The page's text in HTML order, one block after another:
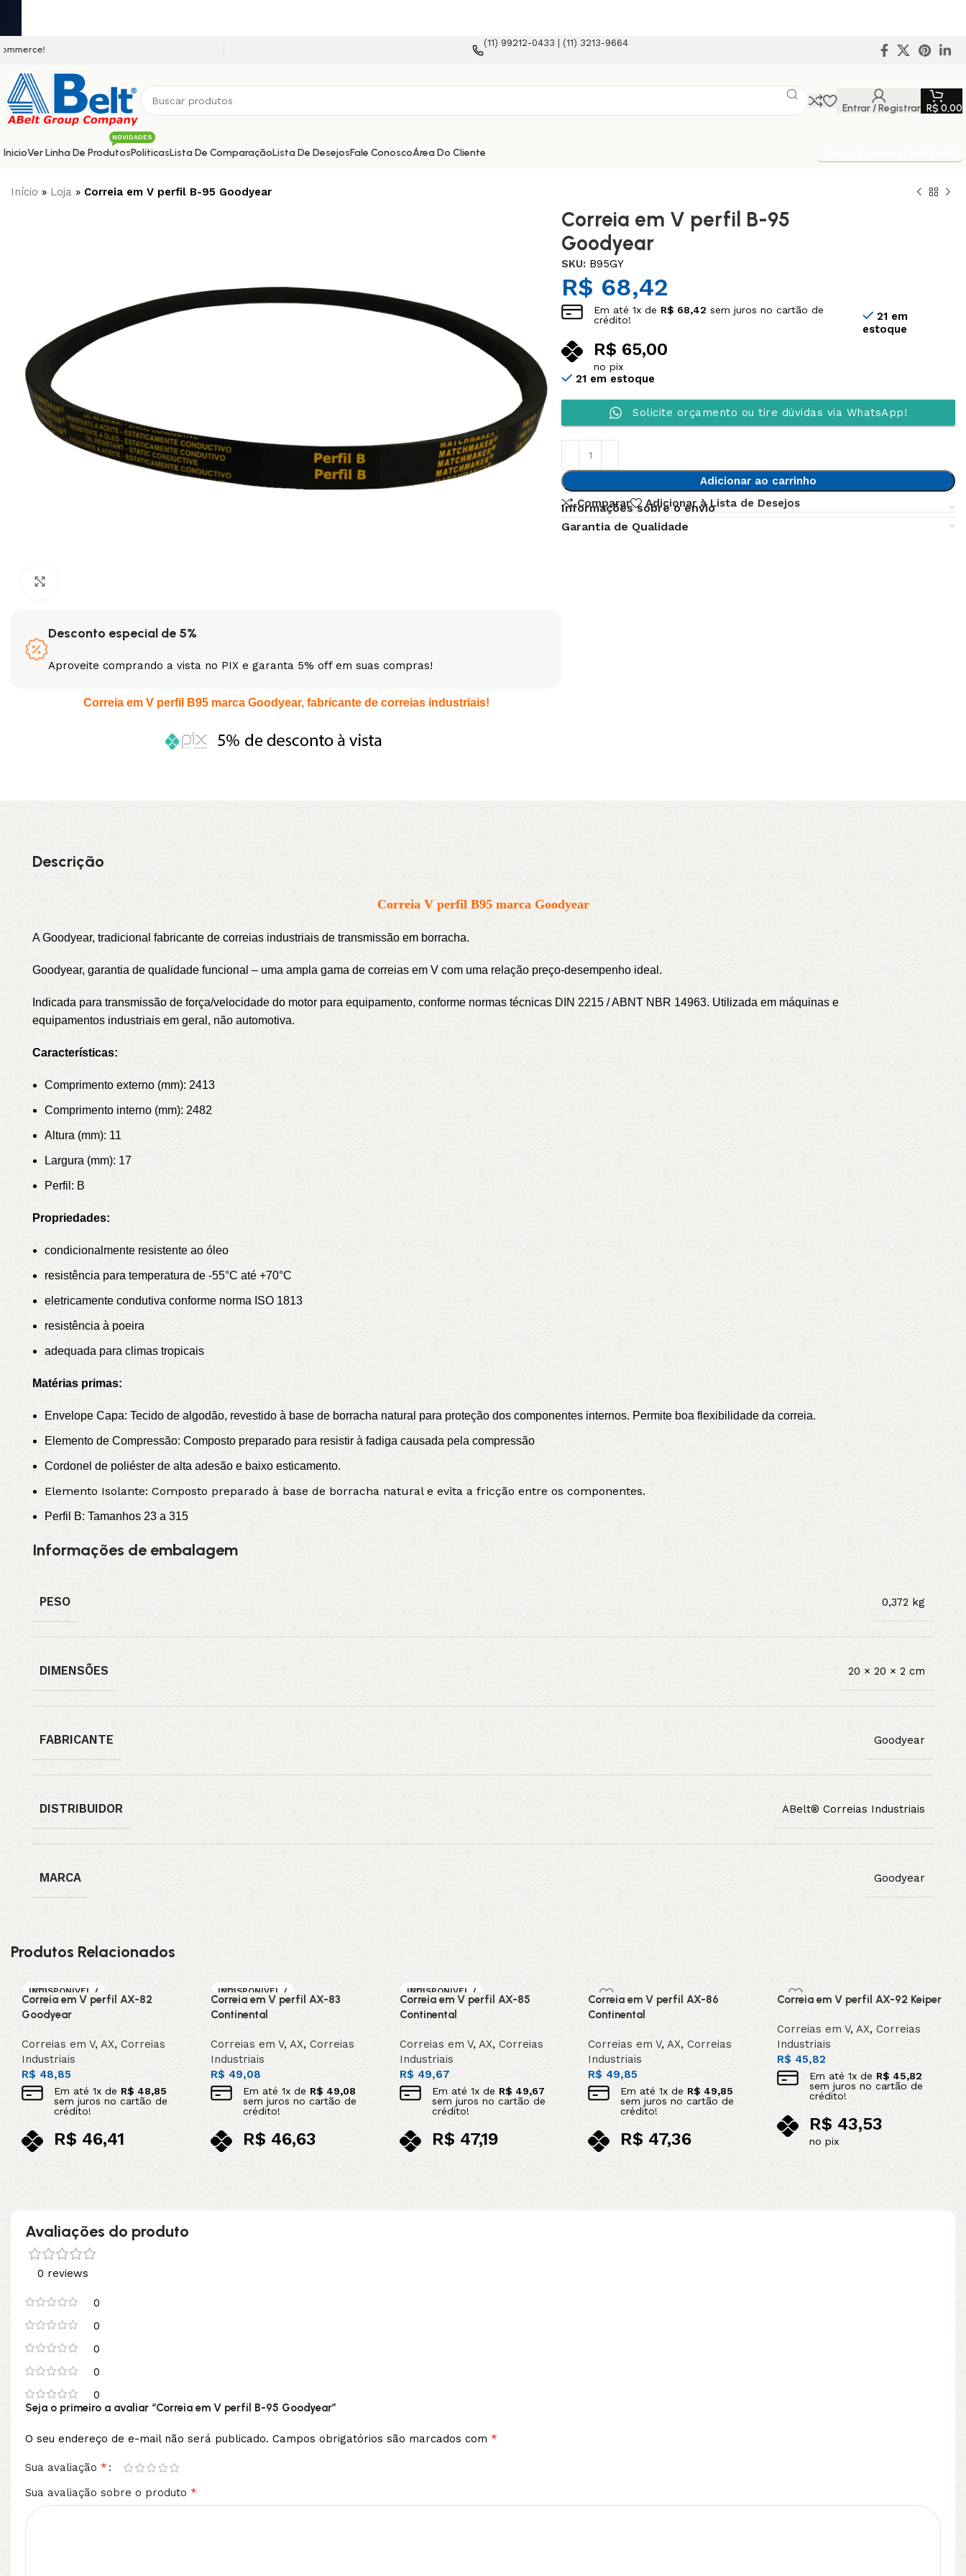
(11) 99212-0433 | (11) 3213-9664
Entrar / Registrar R$ 0,00
InicioVer Linha De Produtos
NOVIDADES
3L 3VX 5V
AX B BX
D
XPA XPB XPZ ZX
PolíticasLista De ComparaçãoLista De DesejosFale ConoscoÁrea Do Cliente
Início » Loja » Correia em V perfil B-95 Goodyear
Desconto especial de 5%
Aproveite comprando a vista no PIX e garanta 5% off em suas compras!
Correia em V perfil B95 marca Goodyear, fabricante de correias industriais!
Correia em V perfil B-95
Goodyear
SKU: B95GY
R$ 68,42
Em até1x de R$ 68,42 sem juros no cartão de
crédito!
R$ 65,00
no pix
21 em
estoque
21 em estoque
Solicite orçamento ou tire dúvidas via WhatsApp!
Adicionar ao carrinho
Comparar
Adicionar à Lista de Desejos
Informações sobre o envio
Garantia de Qualidade
Descrição
Correia V perfil B95 marca Goodyear
A Goodyear, tradicional fabricante de correias industriais de transmissão em borracha.
Goodyear, garantia de qualidade funcional – uma ampla gama de correias em V com uma relação preço-desempenho ideal.
Indicada para transmissão de força/velocidade do motor para equipamento, conforme normas técnicas DIN 2215 / ABNT NBR 14963. Utilizada em máquinas e
equipamentos industriais em geral, não automotiva.
Características:
Comprimento externo (mm): 2413
Comprimento interno (mm): 2482
Altura (mm): 11
Largura (mm): 17
Perfil: B
Propriedades:
condicionalmente resistente ao óleo
resistência para temperatura de -55°C até +70°C
eletricamente condutiva conforme norma ISO 1813
resistência à poeira
adequada para climas tropicais
Matérias primas:
Envelope Capa: Tecido de algodão, revestido à base de borracha natural para proteção dos componentes internos. Permite boa flexibilidade da correia.
Elemento de Compressão: Composto preparado para resistir à fadiga causada pela compressão
Cordonel de poliéster de alta adesão e baixo esticamento.
Elemento Isolante: Composto preparado à base de borracha natural e evita a fricção entre os componentes.
Perfil B: Tamanhos 23 a 315
Informações de embalagem
PESO 0,372 kg
DIMENSÕES 20 × 20 × 2 cm
FABRICANTE Goodyear
DISTRIBUIDOR ABelt® Correias Industriais
MARCA Goodyear
Produtos Relacionados
INDISPONIVEL /
SOB ENCOMEN
DA
Correia em V perfil AX-82
Goodyear
Correias em V,AX, Correias
Industriais
R$48,85
Em até1x deR$48,85
sem juros no cartão de
crédito!
R$46,41
no pix
Leia mais
INDISPONIVEL /
SOB ENCOMEN
DA
Correia em V perfil AX-83
Continental
Correias em V, AX, Correias
Industriais
R$49,08
Em até1x de R$49,08
sem juros no cartão de
crédito!
R$46,63
no pix
Leia mais
INDISPONIVEL /
SOB ENCOMEN
DA
Correia em V perfil AX-85
Continental
Correias em V, AX, Correias
Industriais
R$49,67
Em até1x de R$49,67
sem juros no cartão de
crédito!
R$47,19
no pix
Leia mais
Correia em V perfil AX-86
Continental
Correias em V,AX,Correias
Industriais
R$ 49,85
Em até1x de R$ 49,85
sem juros no cartão de
crédito!
R$ 47,36
no pix
Adicionar ao carrinho
Correia em V perfil AX-92 Keiper
Correias em V,AX,Correias
Industriais
R$ 45,82
Em até1x deR$45,82
sem juros no cartão de
crédito!
R$43,53
no pix
Adicionar ao carrinho
Avaliações do produto
0 reviews
0
0
0
0
0
Seja o primeiro a avaliar “Correia em V perfil B-95 Goodyear”
O seu endereço de e-mail não será publicado. Campos obrigatórios são marcados com *
Sua avaliação *
Sua avaliação sobre o produto *